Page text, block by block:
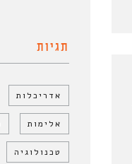
תגיות
אדריכלות
אלימות
טכנולוגיה